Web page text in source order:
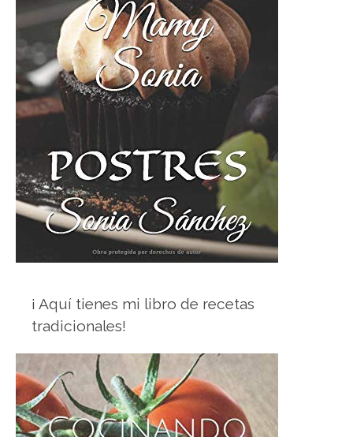
¡ Aquí tienes mi libro de recetas
tradicionales!